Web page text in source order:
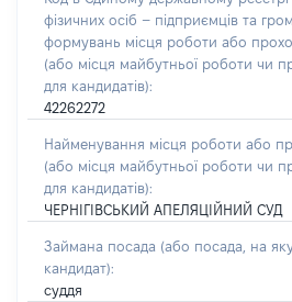
фізичних осіб – підприємців та
формувань місця роботи або
(або місця майбутньої роботи чи
для кандидатів):
42262272
Найменування місця роботи або
(або місця майбутньої роботи чи
для кандидатів):
ЧЕРНІГІВСЬКИЙ АПЕЛЯЦІЙНИЙ СУД
Займана посада (або посада, на
кандидат):
суддя